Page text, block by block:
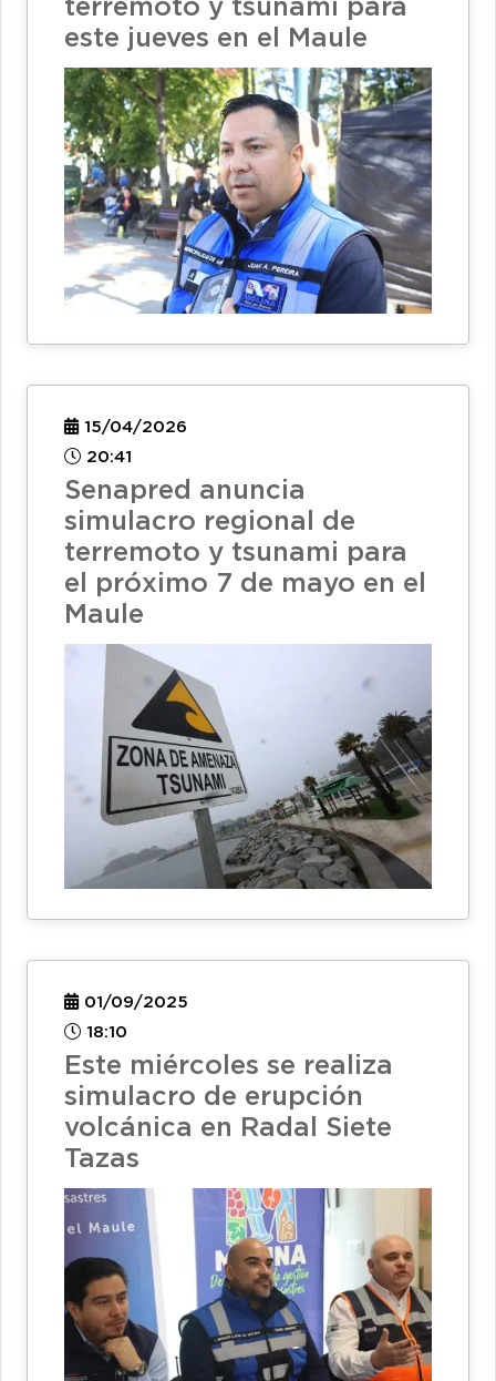
terremoto y tsunami para
este jueves en el Maule
15/04/2026
20:41
Senapred anuncia
simulacro regional de
terremoto y tsunami para
el próximo 7 de mayo en el
Maule
01/09/2025
18:10
Este miércoles se realiza
simulacro de erupción
volcánica en Radal Siete
Tazas